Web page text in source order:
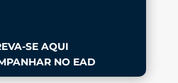
SE AQUI
NO EAD